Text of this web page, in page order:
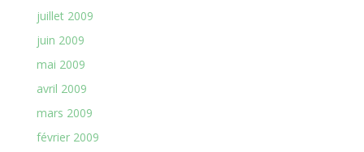
juillet 2009
juin 2009
mai 2009
avril 2009
mars 2009
février 2009